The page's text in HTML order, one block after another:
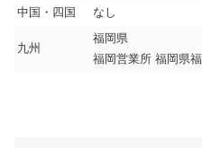
中国・四国
なし
九州
福岡県
福岡営業所 福岡県